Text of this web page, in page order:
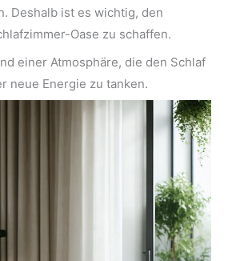
Deshalb ist es wichtig, den
Oase zu schaffen.
einer Atmosphäre, die den Schlaf
neue Energie zu tanken.